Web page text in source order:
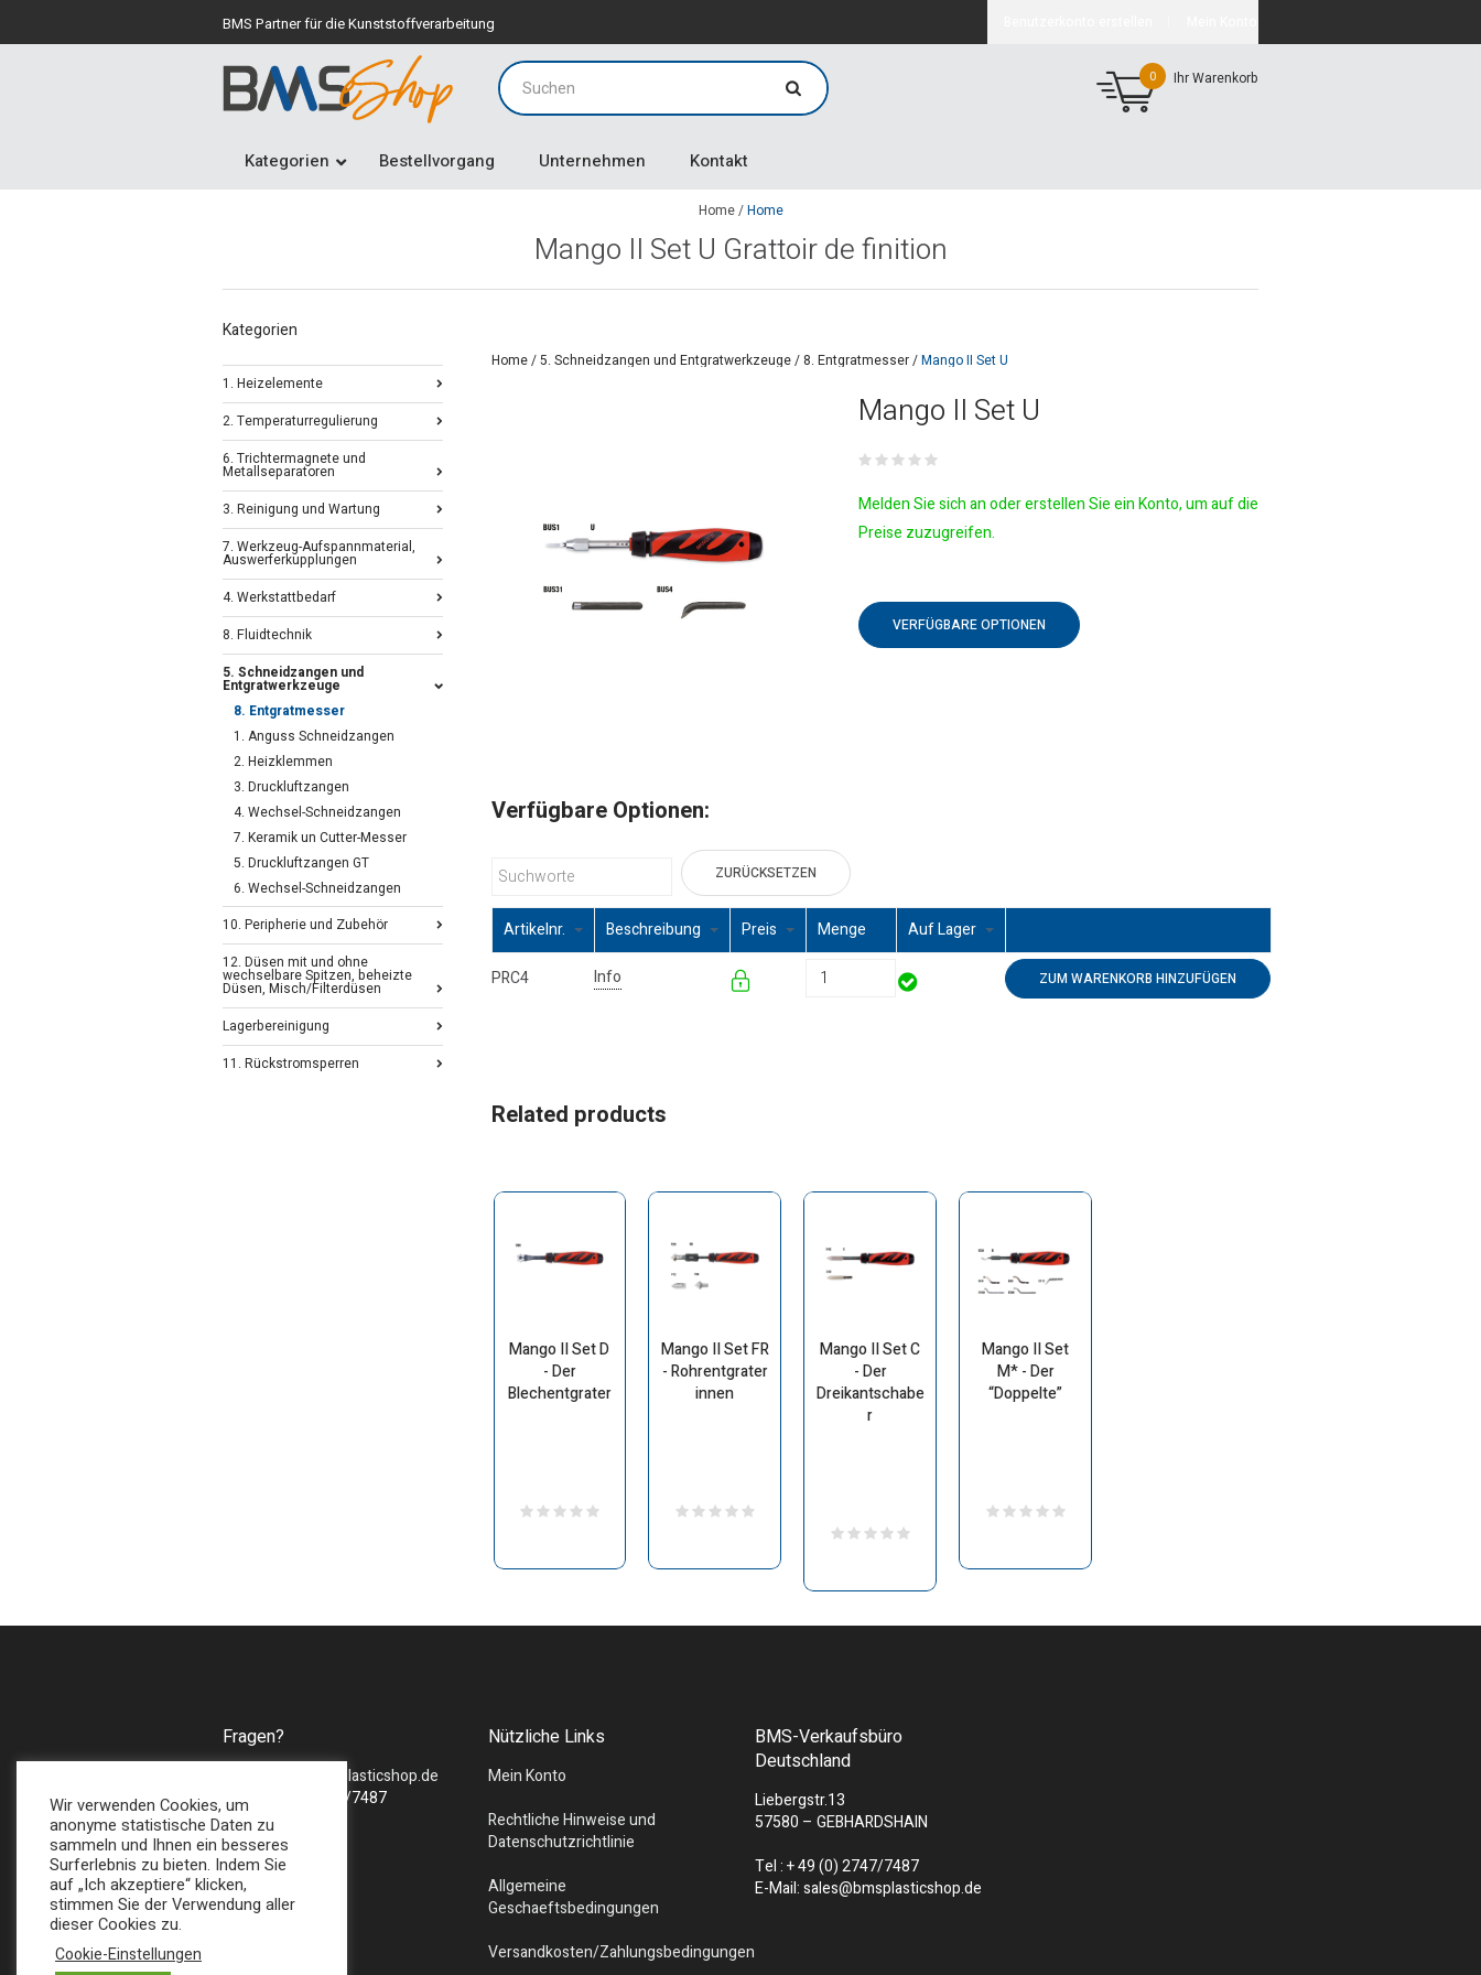
BMS Partner für die Kunststoffverarbeitung
0 Ihr Warenkorb
Kategorien Bestellvorgang Unternehmen Kontakt
Home/Home
Mango II Set U Grattoir de finition
Home/5. Schneidzangen und Entgratwerkzeuge/8. Entgratmesser/Mango II Set U
Mango II Set U
Melden Sie sich an oder erstellen Sie ein Konto, um auf die
Preise zuzugreifen.
VERFÜGBARE OPTIONEN
Verfügbare Optionen:
ZURÜCKSETZEN
Artikelnr. Beschreibung Preis Menge Auf Lager
PRC4 Info ZUM WARENKORB HINZUFÜGEN
Related products
Mango II Set D
- Der
Blechentgrater
Mango II Set FR
- Rohrentgrater
innen
Mango II Set C
- Der
Dreikantschabe
r
Mango II Set
M* - Der
“Doppelte”
Kategorien
1. Heizelemente
2. Temperaturregulierung
6. Trichtermagnete und
Metallseparatoren
3. Reinigung und Wartung
7. Werkzeug-Aufspannmaterial,
Auswerferkupplungen
4. Werkstattbedarf
8. Fluidtechnik
5. Schneidzangen und
Entgratwerkzeuge
8. Entgratmesser
1. Anguss Schneidzangen
2. Heizklemmen
3. Druckluftzangen
4. Wechsel-Schneidzangen
7. Keramik un Cutter-Messer
5. Druckluftzangen GT
6. Wechsel-Schneidzangen
10. Peripherie und Zubehör
12. Düsen mit und ohne
wechselbare Spitzen, beheizte
Düsen, Misch/Filterdüsen
Lagerbereinigung
11. Rückstromsperren
Fragen?
sales@bmsplasticshop.de
Tel : + 49 (0) 2747/7487
Nützliche Links
Mein Konto
Rechtliche Hinweise und
Datenschutzrichtlinie
Allgemeine
Geschaeftsbedingungen
Versandkosten/Zahlungsbedingungen
BMS-Verkaufsbüro
Deutschland
Liebergstr.13
57580 – GEBHARDSHAIN
Tel : + 49 (0) 2747/7487
E-Mail: sales@bmsplasticshop.de
Wir verwenden Cookies, um
anonyme statistische Daten zu
sammeln und Ihnen ein besseres
Surferlebnis zu bieten. Indem Sie
auf „Ich akzeptiere“ klicken,
stimmen Sie der Verwendung aller
dieser Cookies zu.
Cookie-Einstellungen